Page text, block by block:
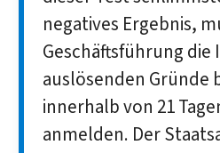
negatives Ergebnis,
Geschäftsführung die
auslösenden Gründe
innerhalb von 21
anmelden. Der